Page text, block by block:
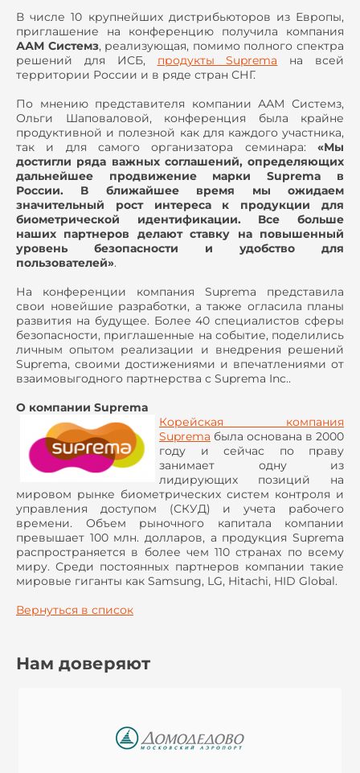
В числе 10 крупнейших дистрибьюторов из Европы,
приглашение на конференцию получила компания
ААМ Системз, реализующая, помимо полного спектра
решений для ИСБ, продукты Suprema на всей
территории России и в ряде стран СНГ.
По мнению представителя компании ААМ Системз,
Ольги Шаповаловой, конференция была крайне
продуктивной и полезной как для каждого участника,
так и для самого организатора семинара: «Мы
достигли ряда важных соглашений, определяющих
дальнейшее продвижение марки Suprema в
России. В ближайшее время мы ожидаем
значительный рост интереса к продукции для
биометрической идентификации. Все больше
наших партнеров делают ставку на повышенный
уровень безопасности и удобство для
пользователей».
На конференции компания Suprema представила
свои новейшие разработки, а также огласила планы
развития на будущее. Более 40 специалистов сферы
безопасности, приглашенные на событие, поделились
личным опытом реализации и внедрения решений
Suprema, своими достижениями и впечатлениями от
взаимовыгодного партнерства с Suprema Inc..
О компании Suprema
Корейская компания
Suprema была основана в 2000
году и сейчас по праву
занимает одну из
лидирующих позиций на
мировом рынке биометрических систем контроля и
управления доступом (СКУД) и учета рабочего
времени. Объем рыночного капитала компании
превышает 100 млн. долларов, а продукция Suprema
распространяется в более чем 110 странах по всему
миру. Среди постоянных партнеров компании такие
мировые гиганты как Samsung, LG, Hitachi, HID Global.
Вернуться в список
Нам доверяют